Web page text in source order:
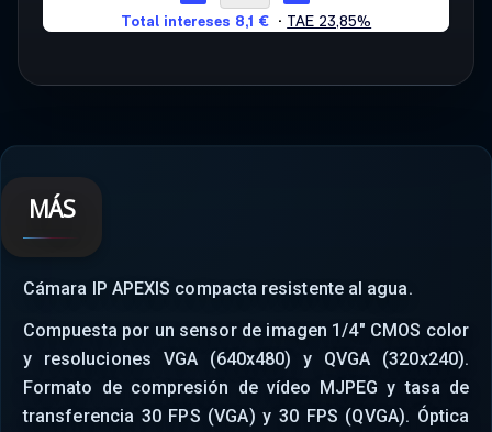
MÁS
Cámara IP APEXIS compacta resistente al agua.
Compuesta por un sensor de imagen 1/4" CMOS color
y resoluciones VGA (640x480) y QVGA (320x240).
Formato de compresión de vídeo MJPEG y tasa de
transferencia 30 FPS (VGA) y 30 FPS (QVGA). Óptica